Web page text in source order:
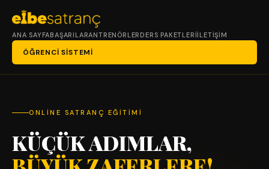
ANA SAYFABAŞARILARANTRENÖRLER DERS PAKETLERIİLETIŞIM
ÖĞRENCI SISTEMI
ONLINE SATRANÇ EĞITIMI
KÜÇÜK ADIMLAR,